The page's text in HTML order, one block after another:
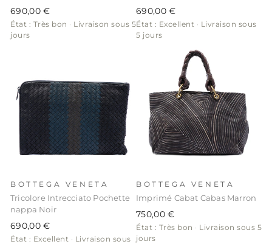
690,00 €
État : Très bon · Livraison sous 5
jours
690,00 €
État : Excellent · Livraison sous
5 jours
BOTTEGA VENETA
Tricolore Intrecciato Pochette
nappa Noir
690,00 €
État : Excellent · Livraison sous
BOTTEGA VENETA
Imprimé Cabat Cabas Marron
750,00 €
État : Très bon · Livraison sous 5
jours